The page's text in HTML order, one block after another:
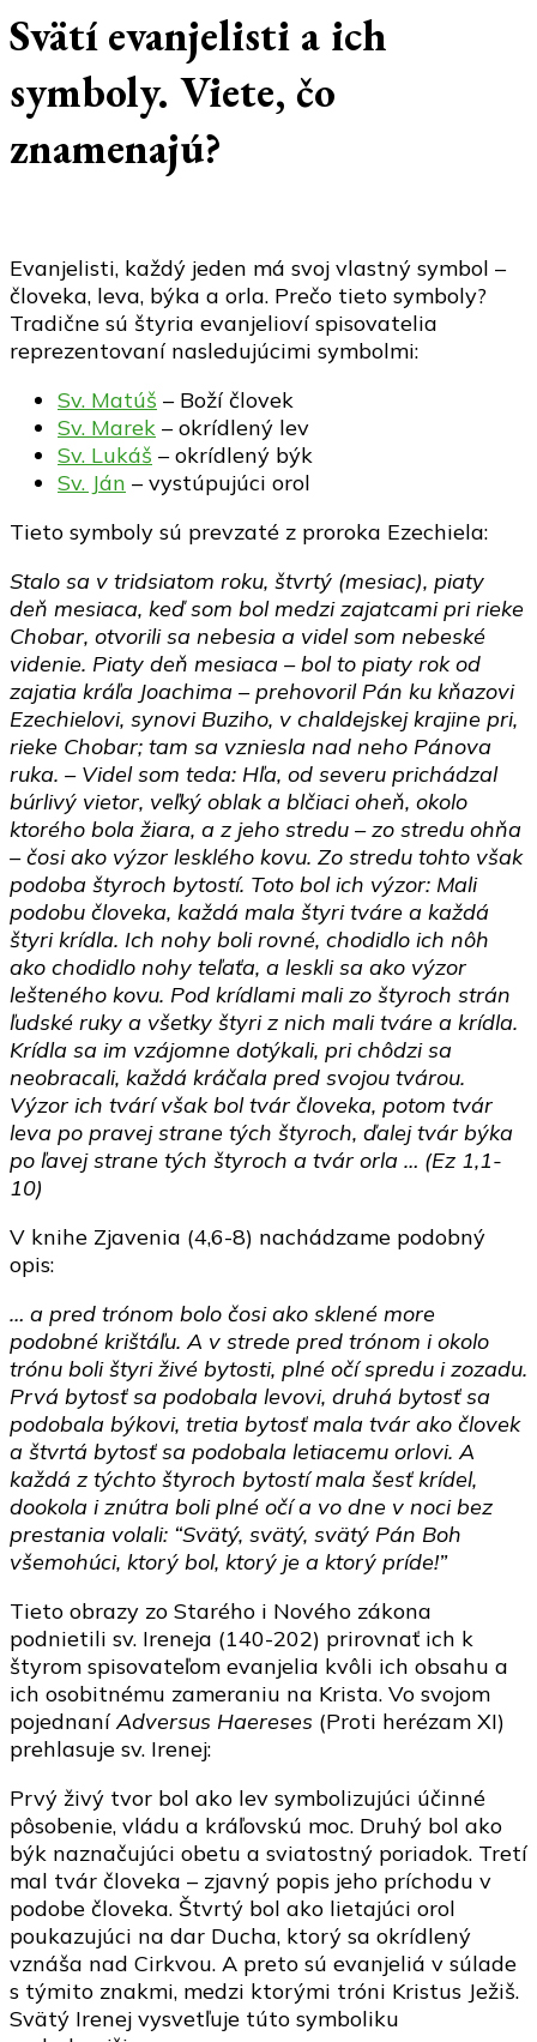
Svätí evanjelisti a ich
symboly. Viete, čo
znamenajú?
Evanjelisti, každý jeden má svoj vlastný symbol –
človeka, leva, býka a orla. Prečo tieto symboly?
Tradične sú štyria evanjelioví spisovatelia
reprezentovaní nasledujúcimi symbolmi:
Sv. Matúš – Boží človek
Sv. Marek – okrídlený lev
Sv. Lukáš – okrídlený býk
Sv. Ján – vystúpujúci orol
Tieto symboly sú prevzaté z proroka Ezechiela:
Stalo sa v tridsiatom roku, štvrtý (mesiac), piaty
deň mesiaca, keď som bol medzi zajatcami pri rieke
Chobar, otvorili sa nebesia a videl som nebeské
videnie. Piaty deň mesiaca – bol to piaty rok od
zajatia kráľa Joachima – prehovoril Pán ku kňazovi
Ezechielovi, synovi Buziho, v chaldejskej krajine pri,
rieke Chobar; tam sa vzniesla nad neho Pánova
ruka. – Videl som teda: Hľa, od severu prichádzal
búrlivý vietor, veľký oblak a blčiaci oheň, okolo
ktorého bola žiara, a z jeho stredu – zo stredu ohňa
– čosi ako výzor lesklého kovu. Zo stredu tohto však
podoba štyroch bytostí. Toto bol ich výzor: Mali
podobu človeka, každá mala štyri tváre a každá
štyri krídla. Ich nohy boli rovné, chodidlo ich nôh
ako chodidlo nohy teľaťa, a leskli sa ako výzor
lešteného kovu. Pod krídlami mali zo štyroch strán
ľudské ruky a všetky štyri z nich mali tváre a krídla.
Krídla sa im vzájomne dotýkali, pri chôdzi sa
neobracali, každá kráčala pred svojou tvárou.
Výzor ich tvárí však bol tvár človeka, potom tvár
leva po pravej strane tých štyroch, ďalej tvár býka
po ľavej strane tých štyroch a tvár orla … (Ez 1,1-
10)
V knihe Zjavenia (4,6-8) nachádzame podobný
opis:
… a pred trónom bolo čosi ako sklené more
podobné krištáľu. A v strede pred trónom i okolo
trónu boli štyri živé bytosti, plné očí spredu i zozadu.
Prvá bytosť sa podobala levovi, druhá bytosť sa
podobala býkovi, tretia bytosť mala tvár ako človek
a štvrtá bytosť sa podobala letiacemu orlovi. A
každá z týchto štyroch bytostí mala šesť krídel,
dookola i znútra boli plné očí a vo dne v noci bez
prestania volali: “Svätý, svätý, svätý Pán Boh
všemohúci, ktorý bol, ktorý je a ktorý príde!”
Tieto obrazy zo Starého i Nového zákona
podnietili sv. Ireneja (140-202) prirovnať ich k
štyrom spisovateľom evanjelia kvôli ich obsahu a
ich osobitnému zameraniu na Krista. Vo svojom
pojednaníAdversus Haereses (Proti herézam XI)
prehlasuje sv. Irenej:
Prvý živý tvor bol ako lev symbolizujúci účinné
pôsobenie, vládu a kráľovskú moc. Druhý bol ako
býk naznačujúci obetu a sviatostný poriadok. Tretí
mal tvár človeka – zjavný popis jeho príchodu v
podobe človeka. Štvrtý bol ako lietajúci orol
poukazujúci na dar Ducha, ktorý sa okrídlený
vznáša nad Cirkvou. A preto sú evanjeliá v súlade
s týmito znakmi, medzi ktorými tróni Kristus Ježiš.
Svätý Irenej vysvetľuje túto symboliku